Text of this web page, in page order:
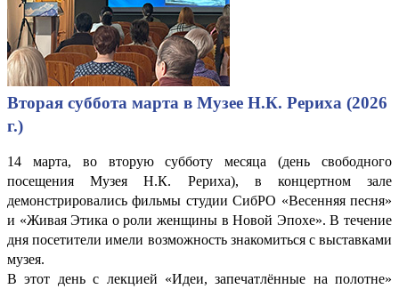
Вторая суббота марта в Музее Н.К. Рериха (2026
г.)
14 марта, во вторую субботу месяца (день свободного
посещения Музея Н.К. Рериха), в концертном зале
демонстрировались фильмы студии СибРО «Весенняя песня»
и «Живая Этика о роли женщины в Новой Эпохе». В течение
дня посетители имели возможность знакомиться с выставками
музея.
В этот день с лекцией «Идеи, запечатлённые на полотне»